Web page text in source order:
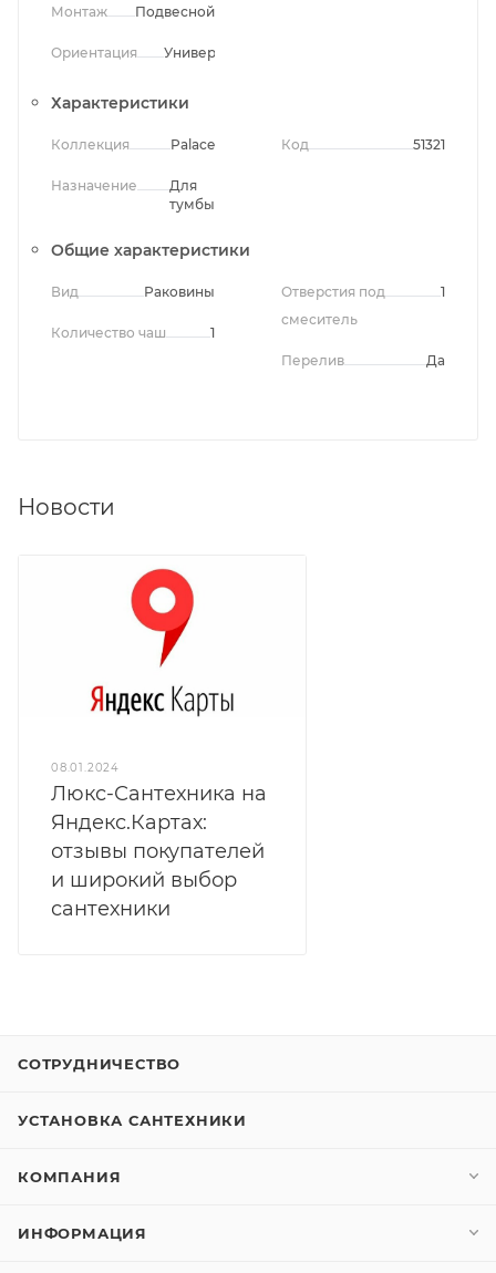
Монтаж Подвесной
Ориентация Универсальная
Характеристики
Коллекция Palace
Назначение
Для
тумбы
Код 51321
Общие характеристики
Вид Раковины
Количество чаш 1
Отверстия под
смеситель
1
Перелив Да
Новости
08.01.2024
Люкс-Сантехника на
Яндекс.Картах:
отзывы покупателей
и широкий выбор
сантехники
СОТРУДНИЧЕСТВО
УСТАНОВКА САНТЕХНИКИ
КОМПАНИЯ
ИНФОРМАЦИЯ